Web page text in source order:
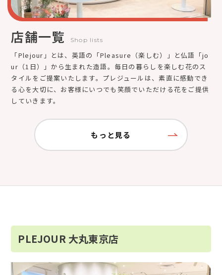
店舗一覧 Shop lists
「Plejour」とは、英語の「Pleasure（楽しむ）」と仏語「jo
ur（1日）」から生まれた造語。毎日の暮らしを楽しむ花のス
タイルをご提案いたします。プレジュールは、素直に感動でき
る心を大切に、お客様にいつでも笑顔でいただける花をご提供
していきます。
もっと見る
PLEJOUR 大丸東京店